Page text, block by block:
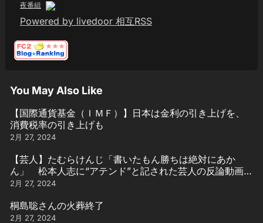
夜番組
Powered by livedoor 相互RSS
You May Also Like
【国際通貨基金（ＩＭＦ）】日本は金利の引き上げを、
消費税率の引き上げも
2月 27, 2024
【芸人】たむらけんじ「書いたもん勝ちは絶対にあか
ん」 松本人志に“アテンド”と記された芸人の反論動画引
用
2月 27, 2024
桐島聡さんの火葬終了
2月 27, 2024